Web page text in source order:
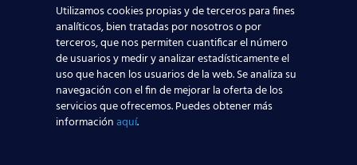
¡Últimas plazas! Nuevo Curso TCP en Madrid
– Tercer cuatrimestre 2026
Leer más
¿Cómo manejan los TCP el jet lag? Trucos y
Utilizamos cookies propias y de terceros para fines
analíticos, bien tratadas por nosotros o por
terceros, que nos permiten cuantificar el número
de usuarios y medir y analizar estadísticamente el
uso que hacen los usuarios de la web. Se analiza su
navegación con el fin de mejorar la oferta de los
servicios que ofrecemos. Puedes obtener más
informaciónaquí.